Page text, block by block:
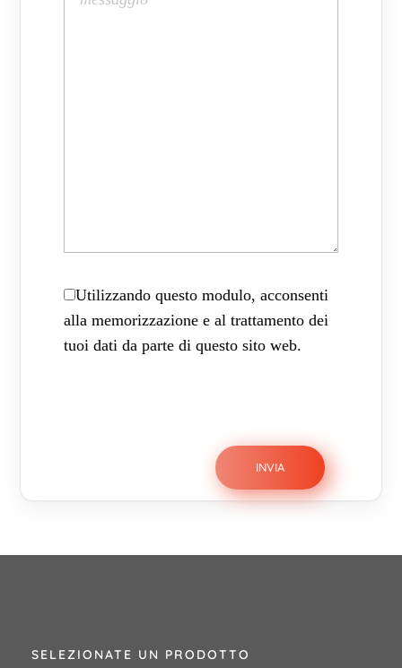
Utilizzando questo modulo, acconsenti
alla memorizzazione e al trattamento dei
tuoi dati da parte di questo sito web.
SELEZIONATE UN PRODOTTO